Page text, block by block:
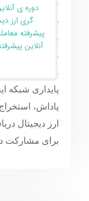
شده و در
با استفاده از
مسائل پیچیده
ماینرها یا
محاسباتی،
پایداری شبکه
پاداش،
ارز دیجیتال
برای مشارکت
دوره ی
گری ارز
پیشرفته
آنلاین